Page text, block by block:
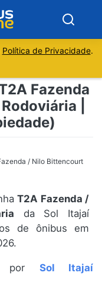
Política de Privacidade.
Fazenda
|
/ Nilo Bittencourt
T2A Fazenda /
da Sol Itajaí
de ônibus em
por Sol Itajaí